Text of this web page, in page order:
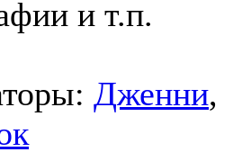
и т.п.
Дженни,